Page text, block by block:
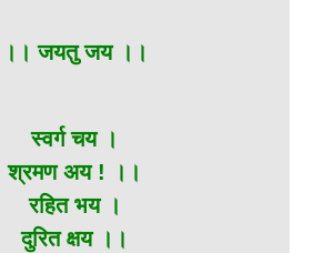
।। जयतु जय ।।
स्वर्ग चय ।
श्रमण अय ! ।।
रहित भय ।
दुरित क्षय ।।